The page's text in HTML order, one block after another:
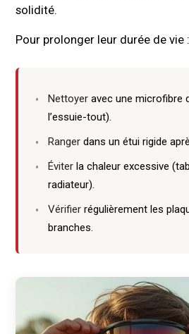
solidité.
Pour prolonger leur durée de vie :
Nettoyer avec une microfibre
l’essuie-tout).
Ranger dans un étui rigide
Éviter la chaleur excessive
radiateur).
Vérifier régulièrement les
branches.